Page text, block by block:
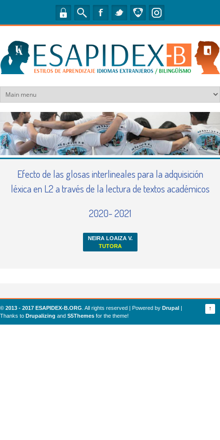
Pasar al contenido principal
Efecto de las glosas interlineales para la adquisición
léxica en L2 a través de la lectura de textos académicos
2020-2021
NEIRA LOAIZA V.
TUTORA
↑
© 2013 - 2017 ESAPIDEX-B.ORG . All rights reserved | Powered by Drupal |
Thanks to Drupalizing and S5Themes for the theme!